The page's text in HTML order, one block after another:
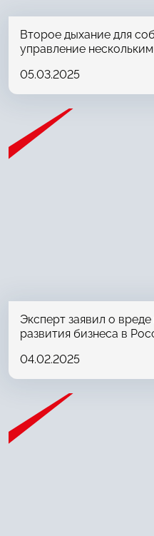
Второе дыхание для
управление
05.03.2025
Эксперт заявил о
развития бизнеса в
04.02.2025